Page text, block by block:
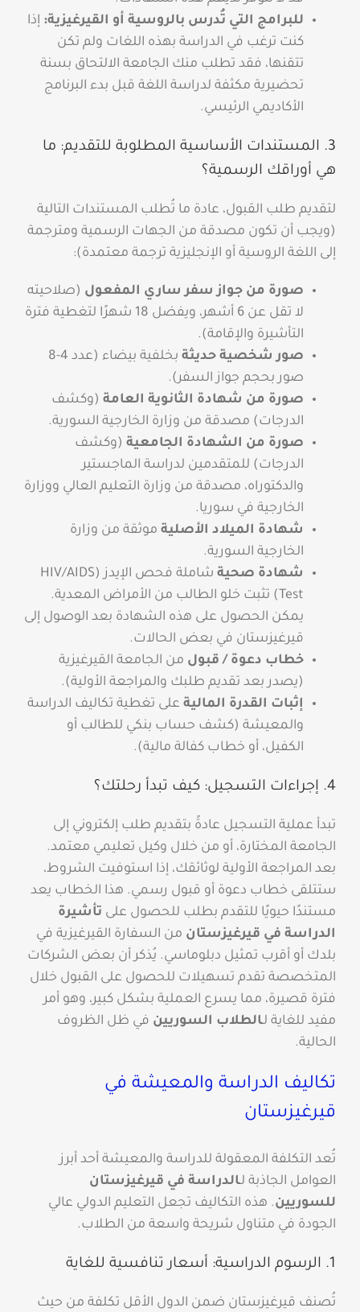
للبرامج التي تُدرس بالروسية أو القيرغيزية: إذا
كنت ترغب في الدراسة بهذه اللغات ولم تكن
تتقنها، فقد تطلب منك الجامعة الالتحاق بسنة
تحضيرية مكثفة لدراسة اللغة قبل بدء البرنامج
الأكاديمي الرئيسي.
3. المستندات الأساسية المطلوبة للتقديم: ما
هي أوراقك الرسمية؟
لتقديم طلب القبول، عادة ما تُطلب المستندات التالية
(ويجب أن تكون مصدقة من الجهات الرسمية ومترجمة
إلى اللغة الروسية أو الإنجليزية ترجمة معتمدة):
صورة من جواز سفر ساري المفعول (صلاحيته
لا تقل عن 6 أشهر، ويفضل 18 شهرًا لتغطية فترة
التأشيرة والإقامة).
صور شخصية حديثة
بخلفية بيضاء (عدد 4-8
صور بحجم جواز السفر).
صورة من شهادة الثانوية العامة(وكشف
الدرجات) مصدقة من وزارة الخارجية السورية.
صورة من الشهادة الجامعية(وكشف
الدرجات) للمتقدمين لدراسة الماجستير
والدكتوراه، مصدقة من وزارة التعليم العالي ووزارة
الخارجية في سوريا.
شهادة الميلاد الأصليةموثقة من وزارة
الخارجية السورية.
شهادة صحية
شاملة فحص الإيدز (HIV/AIDS
Test) تثبت خلو الطالب من الأمراض المعدية.
يمكن الحصول على هذه الشهادة بعد الوصول إلى
قيرغيزستان في بعض الحالات.
خطاب دعوة / قبول من الجامعة القيرغيزية
(يصدر بعد تقديم طلبك والمراجعة الأولية).
إثبات القدرة الماليةعلى تغطية تكاليف الدراسة
والمعيشة (كشف حساب بنكي للطالب أو
الكفيل، أو خطاب كفالة مالية).
4. إجراءات التسجيل: كيف تبدأ رحلتك؟
تبدأ عملية التسجيل عادةً بتقديم طلب إلكتروني إلى
الجامعة المختارة، أو من خلال وكيل تعليمي معتمد.
بعد المراجعة الأولية لوثائقك، إذا استوفيت الشروط،
ستتلقى خطاب دعوة أو قبول رسمي. هذا الخطاب يعد
مستندًا حيويًا للتقدم بطلب للحصول على تأشيرة
الدراسة في قيرغيزستان من السفارة القيرغيزية في
بلدك أو أقرب تمثيل دبلوماسي. يُذكر أن بعض الشركات
المتخصصة تقدم تسهيلات للحصول على القبول خلال
فترة قصيرة، مما يسرع العملية بشكل كبير، وهو أمر
مفيد للغاية لـالطلاب السوريين في ظل الظروف
الحالية.
تكاليف الدراسة والمعيشة في
قيرغيزستان
تُعد التكلفة المعقولة للدراسة والمعيشة أحد أبرز
العوامل الجاذبة لـالدراسة في قيرغيزستان
للسوريين. هذه التكاليف تجعل التعليم الدولي عالي
الجودة في متناول شريحة واسعة من الطلاب.
1. الرسوم الدراسية: أسعار تنافسية للغاية
تُصنف قيرغيزستان ضمن الدول الأقل تكلفة من حيث